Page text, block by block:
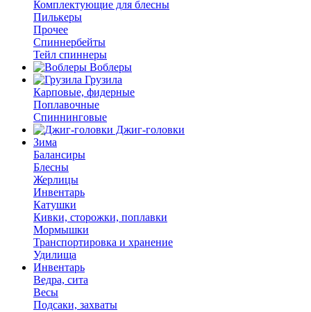
Комплектующие для блесны
Пилькеры
Прочее
Спиннербейты
Тейл спиннеры
Воблеры
Грузила
Карповые, фидерные
Поплавочные
Спиннинговые
Джиг-головки
Зима
Балансиры
Блесны
Жерлицы
Инвентарь
Катушки
Кивки, сторожки, поплавки
Мормышки
Транспортировка и хранение
Удилища
Инвентарь
Ведра, сита
Весы
Подсаки, захваты